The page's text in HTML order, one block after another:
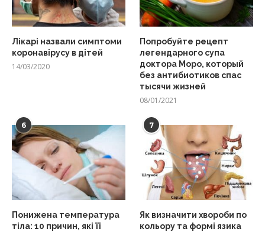
Лікарі назвали симптоми
коронавірусу в дітей
14/03/2020
Попробуйте рецепт
легендарного супа
доктора Моро, который
без антибиотиков спас
тысячи жизней
08/01/2021
6
Понижена температура
тіла: 10 причин, які її
7
Як визначити хвороби по
кольору та формі язика